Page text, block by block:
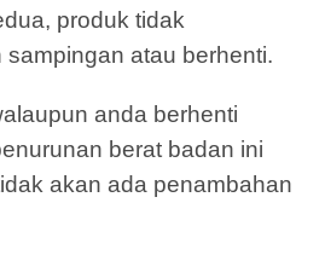
produk tidak
atau berhenti.
anda berhenti
berat badan ini
akan ada penambahan